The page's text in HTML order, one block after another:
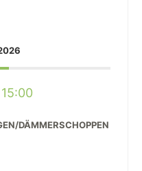
15:00
DÄMMERSCHOPPEN